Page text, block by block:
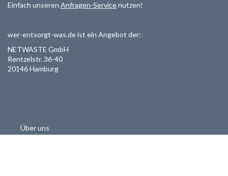
Einfach unseren Anfragen-Servicenutzen!
wer-entsorgt-was.de ist ein Angebot der:
NETWASTE GmbH
Rentzelstr. 36-40
20146 Hamburg
Über uns